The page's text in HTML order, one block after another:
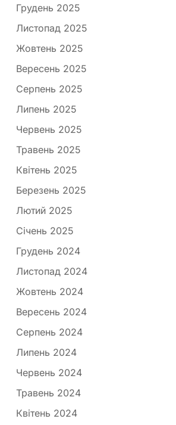
Грудень 2025
Листопад 2025
Жовтень 2025
Вересень 2025
Серпень 2025
Липень 2025
Червень 2025
Травень 2025
Квітень 2025
Березень 2025
Лютий 2025
Січень 2025
Грудень 2024
Листопад 2024
Жовтень 2024
Вересень 2024
Серпень 2024
Липень 2024
Червень 2024
Травень 2024
Квітень 2024